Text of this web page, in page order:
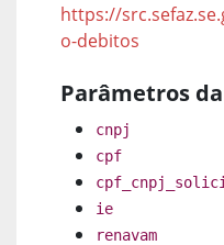
https://
o-debitos
Parâmetros
cnpj
cpf
ie
renavam